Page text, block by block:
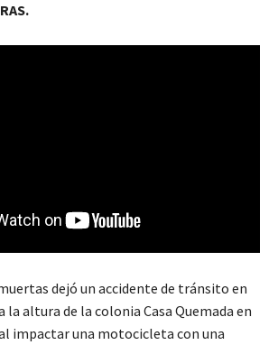
dejó un accidente de tránsito en
la altura de la colonia Casa Quemada en
impactar una motocicleta con una